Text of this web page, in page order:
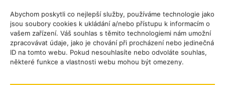
Abychom poskytli co nejlepší služby, používáme technologie jako
jsou soubory cookies k ukládání a/nebo přístupu k informacím o
vašem zařízení. Váš souhlas s těmito technologiemi nám umožní
zpracovávat údaje, jako je chování při procházení nebo jedinečná
ID na tomto webu. Pokud nesouhlasíte nebo odvoláte souhlas,
některé funkce a vlastnosti webu mohou být omezeny.
• Podlahové elektrické vytápění a klimatizace pro
maximální komfort
podlaží – Dva byty 3+kk v podkroví se společnou
předsíní (každý byt o ploše 48,26 m² včetně